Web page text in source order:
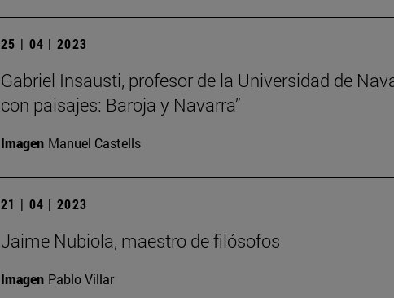
25 | 04 | 2023
Gabriel Insausti, profesor de la Universidad de
con paisajes: Baroja y Navarra”
Imagen Manuel Castells
21 | 04 | 2023
Jaime Nubiola, maestro de filósofos
Imagen Pablo Villar